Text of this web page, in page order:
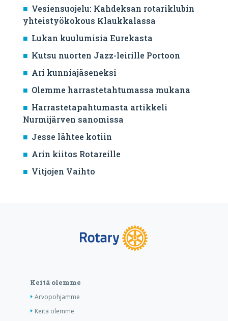
Vesiensuojelu: Kahdeksan rotariklubin
yhteistyökokous Klaukkalassa
Lukan kuulumisia Eurekasta
Kutsu nuorten Jazz-leirille Portoon
Ari kunniajäseneksi
Olemme harrastetahtumassa mukana
Harrastetapahtumasta artikkeli
Nurmijärven sanomissa
Jesse lähtee kotiin
Arin kiitos Rotareille
Vitjojen Vaihto
Keitä olemme
Arvopohjamme
Keitä olemme